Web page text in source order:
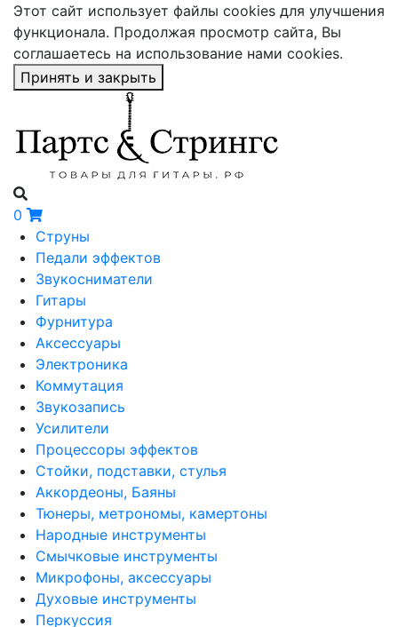
Этот сайт использует файлы cookies для улучшения
функционала. Продолжая просмотр сайта, Вы
соглашаетесь на использование нами cookies.
Принять и закрыть
0
Струны
Педали эффектов
Звукосниматели
Гитары
Фурнитура
Аксессуары
Электроника
Коммутация
Звукозапись
Усилители
Процессоры эффектов
Стойки, подставки, стулья
Аккордеоны, Баяны
Тюнеры, метрономы, камертоны
Народные инструменты
Смычковые инструменты
Микрофоны, аксессуары
Духовые инструменты
Перкуссия